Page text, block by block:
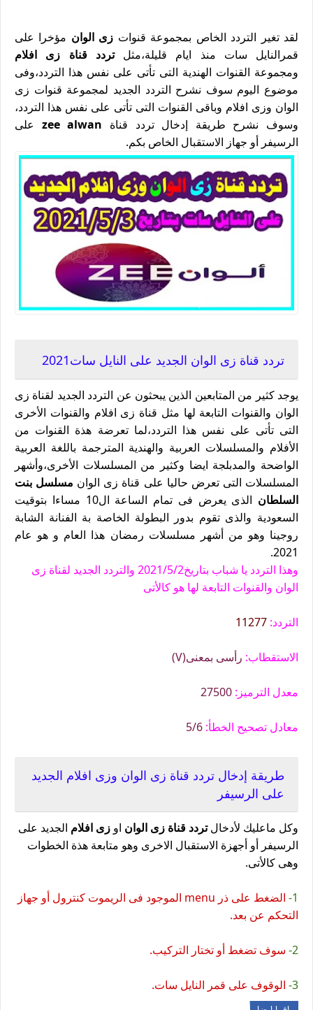
لقد تغير التردد الخاص بمجموعة قنوات زى الوان مؤخرا على
قمرالنايل سات منذ ايام قليلة،مثلتردد قناة زى افلام
ومجموعة القنوات الهندية التى تأتى على نفس هذا التردد،وفى
موضوع اليوم سوف نشرح التردد الجديد لمجموعة قنوات زى
الوان وزى افلام وباقى القنوات التى تأتى على نفس هذا التردد،
وسوف نشرح طريقة إدخال تردد قناة zee alwan على
الرسيفر أو جهاز الاستقبال الخاص بكم.
تردد قناة زى الوان الجديد على النايل سات2021
يوجد كثير من المتابعين الذين يبحثون عن التردد الجديد لقناة زى
الوان والقنوات التابعة لها مثل قناة زى افلام والقنوات الأخرى
التى تأتى على نفس هذا التردد،لما تعرضة هذة القنوات من
الأفلام والمسلسلات العربية والهندية المترجمة باللغة العربية
الواضحة والمدبلجة ايضا وكثير من المسلسلات الأخرى،وأشهر
المسلسلات التى تعرض حاليا على قناة زى الوان مسلسل بنت
السلطان
الذى يعرض فى تمام الساعة ال10 مساءا بتوقيت
السعودية والذى تقوم بدور البطولة الخاصة بة الفنانة الشابة
روجينا وهو من أشهر مسلسلات رمضان هذا العام و هو عام
2021.
وهذا التردد يا شباب بتاريخ2021/5/2 والتردد الجديد لقناة زى
الوان والقنوات التابعة لها هو كالأتى
التردد: 11277
الاستقطاب: رأسى بمعنى(V)
معدل الترميز: 27500
معادل تصحيح الخطأ: 5/6
طريقة إدخال تردد قناة زى الوان وزى افلام الجديد
على الرسيفر
وكل ماعليك لأدخالتردد قناة زى الوان او زى افلام الجديد على
الرسيفر أو أجهزة الاستقبال الاخرى وهو متابعة هذة الخطوات
وهى كالأتى.
1-
الضغط على ذر menu الموجود فى الريموت كنترول أو جهاز
التحكم عن بعد.
2- سوف تضغط أو تختار التركيب.
3- الوقوف على قمر النايل سات.